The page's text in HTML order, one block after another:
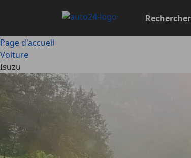
principal
Rechercher
Page d'accueil
Voiture
Isuzu